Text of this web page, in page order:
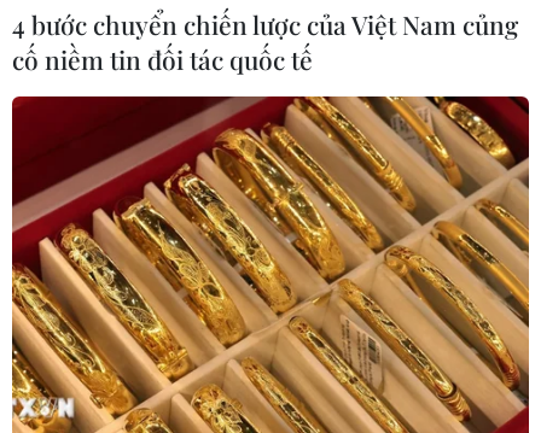
4 bước chuyển chiến lược của Việt Nam củng
cố niềm tin đối tác quốc tế